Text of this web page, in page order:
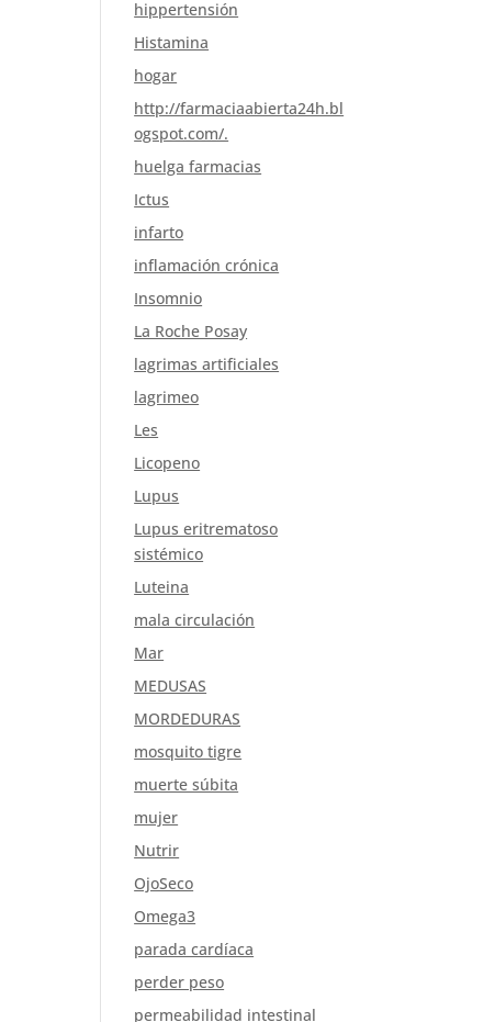
hippertensión
Histamina
hogar
http://farmaciaabierta24h.bl
ogspot.com/.
huelga farmacias
Ictus
infarto
inflamación crónica
Insomnio
La Roche Posay
lagrimas artificiales
lagrimeo
Les
Licopeno
Lupus
Lupus eritrematoso
sistémico
Luteina
mala circulación
Mar
MEDUSAS
MORDEDURAS
mosquito tigre
muerte súbita
mujer
Nutrir
OjoSeco
Omega3
parada cardíaca
perder peso
permeabilidad intestinal